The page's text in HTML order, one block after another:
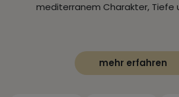
mediterranem Charakter, Tiefe
mehr erfahren